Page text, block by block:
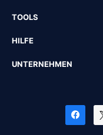
TOOLS
HILFE
UNTERNEHMEN